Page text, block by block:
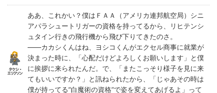
ああ、これかい？僕はＦＡＡ（アメリカ連邦航空局）シニ
アパラシュートリガーの資格を持ってるから、リヒテンシ
ュタイン行きの飛行機から飛び下りてきたのさ。
――カカシくんはね、ヨシコくんがエクセル商事に就業が
決まった時に、「心配だけどよろしくお願いします」と僕
に挨拶に来られたんだ。で、「またこっそり様子を見に来
てもいいですか？」と訊ねられたから、「じゃあその時は
僕が持ってる“白魔術の資格”で姿を変えてあげるよ」って